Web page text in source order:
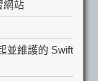
網站
並維護的 Swift